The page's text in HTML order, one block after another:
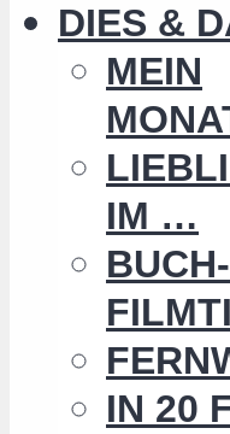
DIES &
MEIN
IM …
IN 20